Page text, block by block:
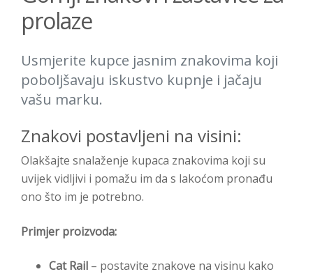
prolaze
Usmjerite kupce jasnim znakovima koji
poboljšavaju iskustvo kupnje i jačaju
vašu marku.
Znakovi postavljeni na visini:
Olakšajte snalaženje kupaca znakovima koji su
uvijek vidljivi i pomažu im da s lakoćom pronađu
ono što im je potrebno.
Primjer proizvoda:
Cat Rail – postavite znakove na visinu kako